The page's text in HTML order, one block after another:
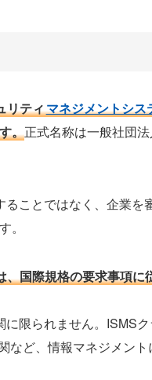
リティマネジメントシス
。正式名称は一般社団
ことではなく、企業
。
国際規格の要求事項
限られません。ISMSク
など、情報マネジメン